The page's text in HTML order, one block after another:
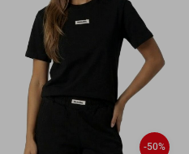
-50%